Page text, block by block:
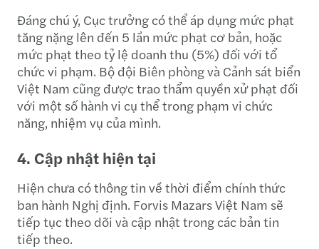
Đáng chú ý, Cục trưởng có thể áp dụng mức phạt
tăng nặng lên đến 5 lần mức phạt cơ bản, hoặc
mức phạt theo tỷ lệ doanh thu (5%) đối với tổ
chức vi phạm. Bộ đội Biên phòng và Cảnh sát biển
Việt Nam cũng được trao thẩm quyền xử phạt đối
với một số hành vi cụ thể trong phạm vi chức
năng, nhiệm vụ của mình.
4. Cập nhật hiện tại
Hiện chưa có thông tin về thời điểm chính thức
ban hành Nghị định. Forvis Mazars Việt Nam sẽ
tiếp tục theo dõi và cập nhật trong các bản tin
tiếp theo.